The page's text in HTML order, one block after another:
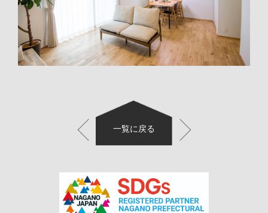
通気断熱WB工法
リフォーム
店舗
お客様の声
ABOUT
代表挨拶・会社概要
スタッフ紹介
CONTACT
一覧に戻る